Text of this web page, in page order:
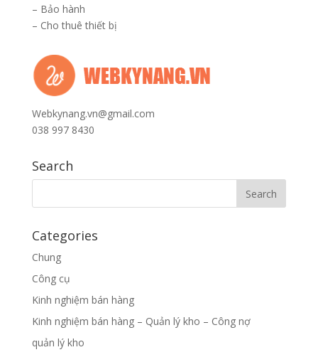
– Bảo hành
– Cho thuê thiết bị
Webkynang.vn@gmail.com
038 997 8430
Search
Categories
Chung
Công cụ
Kinh nghiệm bán hàng
Kinh nghiệm bán hàng – Quản lý kho – Công nợ
quản lý kho